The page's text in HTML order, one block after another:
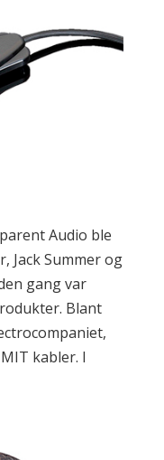
Audio ble
Jack Summer og
gang var
Blant
kabler. I